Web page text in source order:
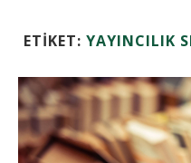
ETIKET: YAYINCILIK